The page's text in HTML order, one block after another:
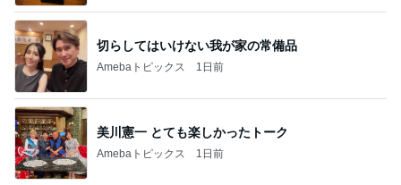
切らしてはいけない我が家の常備品
Amebaトピックス 1日前
美川憲一 とても楽しかったトーク
Amebaトピックス 1日前